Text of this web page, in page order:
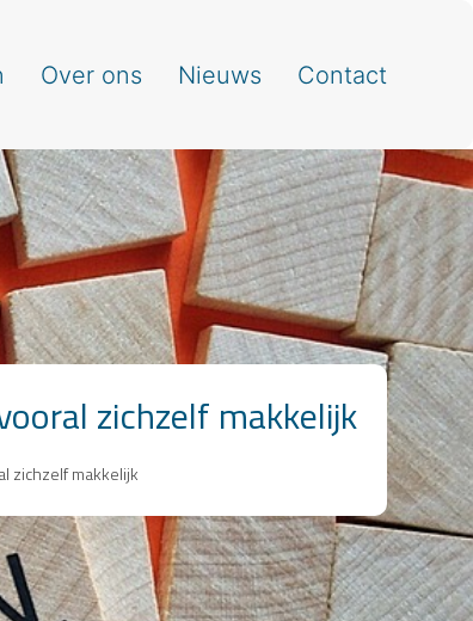
Over ons Nieuws Contact
zichzelf makkelijk
zichzelf makkelijk